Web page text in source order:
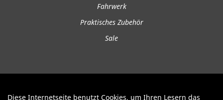
Fahrwerk
Praktisches Zubehör
Sale
Diese Internetseite benutzt Cookies, um Ihren Lesern das